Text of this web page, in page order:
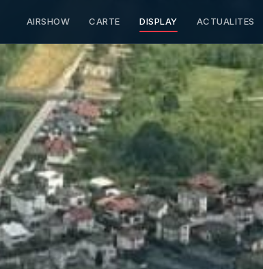
AIRSHOW CARTE DISPLAY ACTUALITES